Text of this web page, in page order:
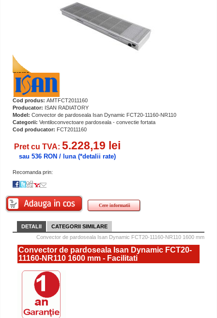
Cod produs: AMTFCT2011160
Producator: ISAN RADIATORY
Model: Convector de pardoseala Isan Dynamic FCT20-11160-NR110
Categorii: Ventiloconvectoare pardoseala - convectie fortata
Cod producator: FCT2011160
Pret cu TVA: 5.228,19 lei
sau 536 RON / luna (*detalii rate)
Recomanda prin:
Cere informatii
DETALII
CATEGORII SIMILARE
Convector de pardoseala Isan Dynamic FCT20-11160-NR110 1600 mm
Convector de pardoseala Isan Dynamic FCT20-
11160-NR110 1600 mm - Facilitati